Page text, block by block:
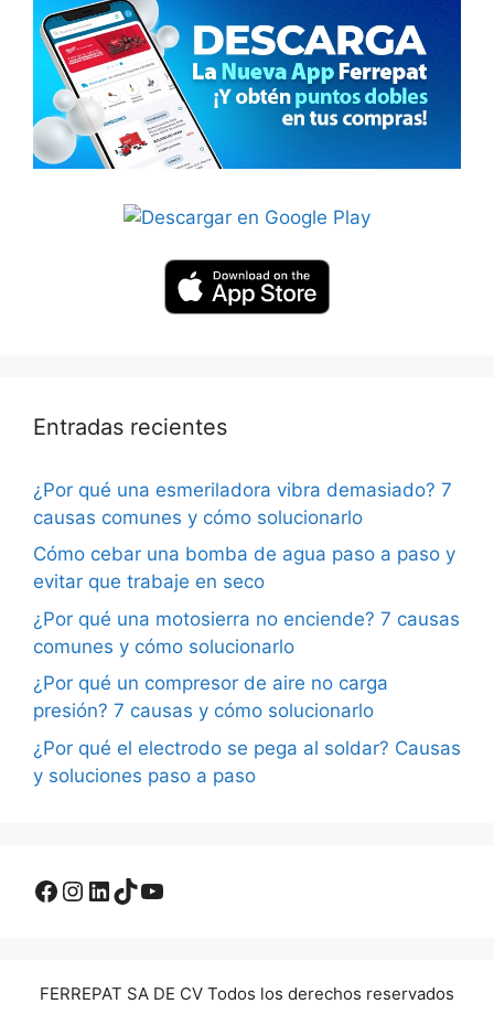
Entradas recientes
¿Por qué una esmeriladora vibra demasiado? 7
causas comunes y cómo solucionarlo
Cómo cebar una bomba de agua paso a paso y
evitar que trabaje en seco
¿Por qué una motosierra no enciende? 7 causas
comunes y cómo solucionarlo
¿Por qué un compresor de aire no carga
presión? 7 causas y cómo solucionarlo
¿Por qué el electrodo se pega al soldar? Causas
y soluciones paso a paso
Facebook
Instagram
LinkedIn
TikTok
YouTube
FERREPAT SA DE CV Todos los derechos reservados